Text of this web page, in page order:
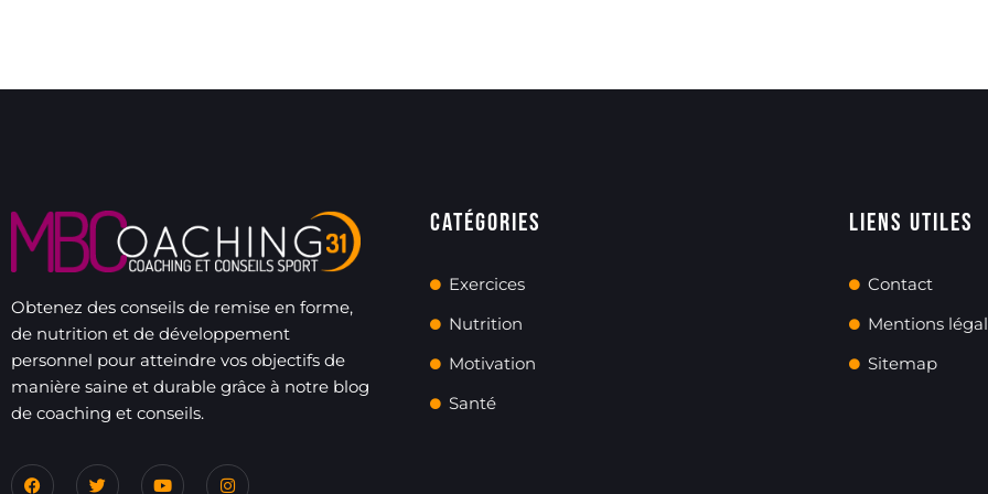
Obtenez des conseils de remise en forme,
de nutrition et de développement
personnel pour atteindre vos objectifs de
manière saine et durable grâce à notre blog
de coaching et conseils.
Catégories
Exercices
Nutrition
Motivation
Santé
Liens utiles
Contact
Mentions
Sitemap